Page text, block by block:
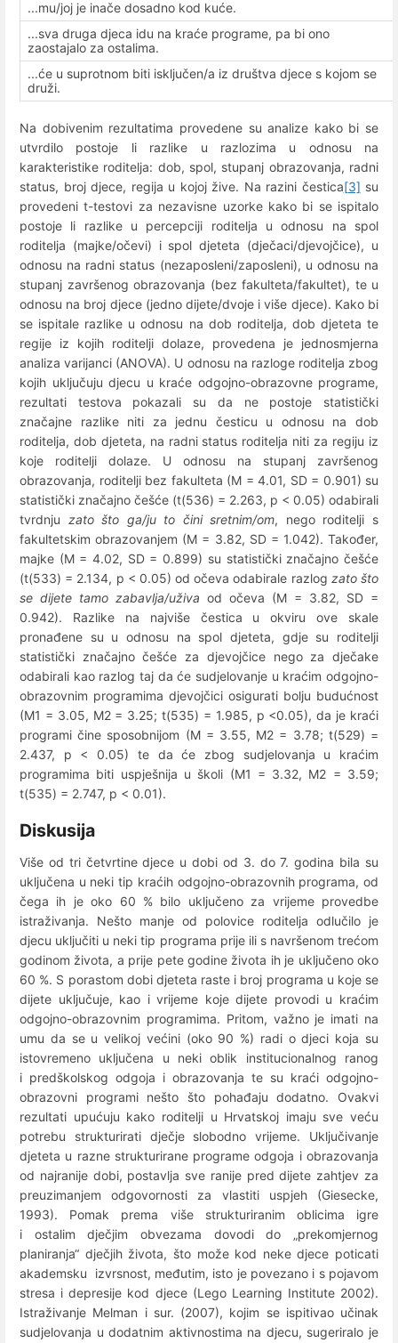
...mu/joj je inače dosadno kod kuće.
...sva druga djeca idu na kraće programe, pa bi ono
zaostajalo za ostalima.
...će u suprotnom biti isključen/a iz društva djece s kojom se
druži.
Na dobivenim rezultatima provedene su analize kako bi se
utvrdilo postoje li razlike u razlozima u odnosu na
karakteristike roditelja: dob, spol, stupanj obrazovanja, radni
status, broj djece, regija u kojoj žive. Na razini čestica[3] su
provedeni t-testovi za nezavisne uzorke kako bi se ispitalo
postoje li razlike u percepciji roditelja u odnosu na spol
roditelja (majke/očevi) i spol djeteta (dječaci/djevojčice), u
odnosu na radni status (nezaposleni/zaposleni), u odnosu na
stupanj završenog obrazovanja (bez fakulteta/fakultet), te u
odnosu na broj djece (jedno dijete/dvoje i više djece). Kako bi
se ispitale razlike u odnosu na dob roditelja, dob djeteta te
regije iz kojih roditelji dolaze, provedena je jednosmjerna
analiza varijanci (ANOVA). U odnosu na razloge roditelja zbog
kojih uključuju djecu u kraće odgojno-obrazovne programe,
rezultati testova pokazali su da ne postoje statistički
značajne razlike niti za jednu česticu u odnosu na dob
roditelja, dob djeteta, na radni status roditelja niti za regiju iz
koje roditelji dolaze. U odnosu na stupanj završenog
obrazovanja, roditelji bez fakulteta (M = 4.01, SD = 0.901) su
statistički značajno češće (t(536) = 2.263, p < 0.05) odabirali
tvrdnju zato što ga/ju to čini sretnim/om, nego roditelji s
fakultetskim obrazovanjem (M = 3.82, SD = 1.042). Također,
majke (M = 4.02, SD = 0.899) su statistički značajno češće
(t(533) = 2.134, p < 0.05) od očeva odabirale razlog zato što
se dijete tamo zabavlja/uživa od očeva (M = 3.82, SD =
0.942). Razlike na najviše čestica u okviru ove skale
pronađene su u odnosu na spol djeteta, gdje su roditelji
statistički značajno češće za djevojčice nego za dječake
odabirali kao razlog taj da će sudjelovanje u kraćim odgojno-
obrazovnim programima djevojčici osigurati bolju budućnost
(M1 = 3.05, M2 = 3.25; t(535) = 1.985, p <0.05), da je kraći
programi čine sposobnijom (M = 3.55, M2 = 3.78; t(529) =
2.437, p < 0.05) te da će zbog sudjelovanja u kraćim
programima biti uspješnija u školi (M1 = 3.32, M2 = 3.59;
t(535) = 2.747, p < 0.01).
Diskusija
Više od tri četvrtine djece u dobi od 3. do 7. godina bila su
uključena u neki tip kraćih odgojno-obrazovnih programa, od
čega ih je oko 60 % bilo uključeno za vrijeme provedbe
istraživanja. Nešto manje od polovice roditelja odlučilo je
djecu uključiti u neki tip programa prije ili s navršenom trećom
godinom života, a prije pete godine života ih je uključeno oko
60 %. S porastom dobi djeteta raste i broj programa u koje se
dijete uključuje, kao i vrijeme koje dijete provodi u kraćim
odgojno-obrazovnim programima. Pritom, važno je imati na
umu da se u velikoj većini (oko 90 %) radi o djeci koja su
istovremeno uključena u neki oblik institucionalnog ranog
i predškolskog odgoja i obrazovanja te su kraći odgojno-
obrazovni programi nešto što pohađaju dodatno. Ovakvi
rezultati upućuju kako roditelji u Hrvatskoj imaju sve veću
potrebu strukturirati dječje slobodno vrijeme. Uključivanje
djeteta u razne strukturirane programe odgoja i obrazovanja
od najranije dobi, postavlja sve ranije pred dijete zahtjev za
preuzimanjem odgovornosti za vlastiti uspjeh (Giesecke,
1993). Pomak prema više strukturiranim oblicima igre
i ostalim dječjim obvezama dovodi do „prekomjernog
planiranja“ dječjih života, što može kod neke djece poticati
akademsku izvrsnost, međutim, isto je povezano i s pojavom
stresa i depresije kod djece (Lego Learning Institute 2002).
Istraživanje Melman i sur. (2007), kojim se ispitivao učinak
sudjelovanja u dodatnim aktivnostima na djecu, sugeriralo je